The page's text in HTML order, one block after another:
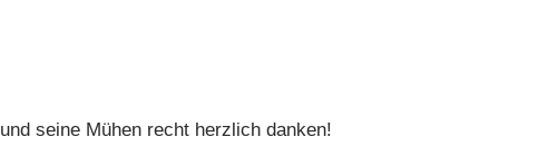
seine Mühen recht herzlich danken!